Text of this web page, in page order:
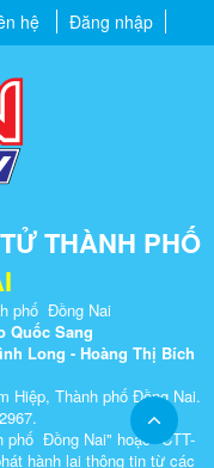
hệ Đăng nhập
THÀNH PHỐ
phố Đồng Nai
Quốc Sang
Long - Hoàng Thị Bích
Hiệp, Thành phố Đồng Nai.
phố Đồng Nai" hoặc "CTT-
hành lại thông tin từ các